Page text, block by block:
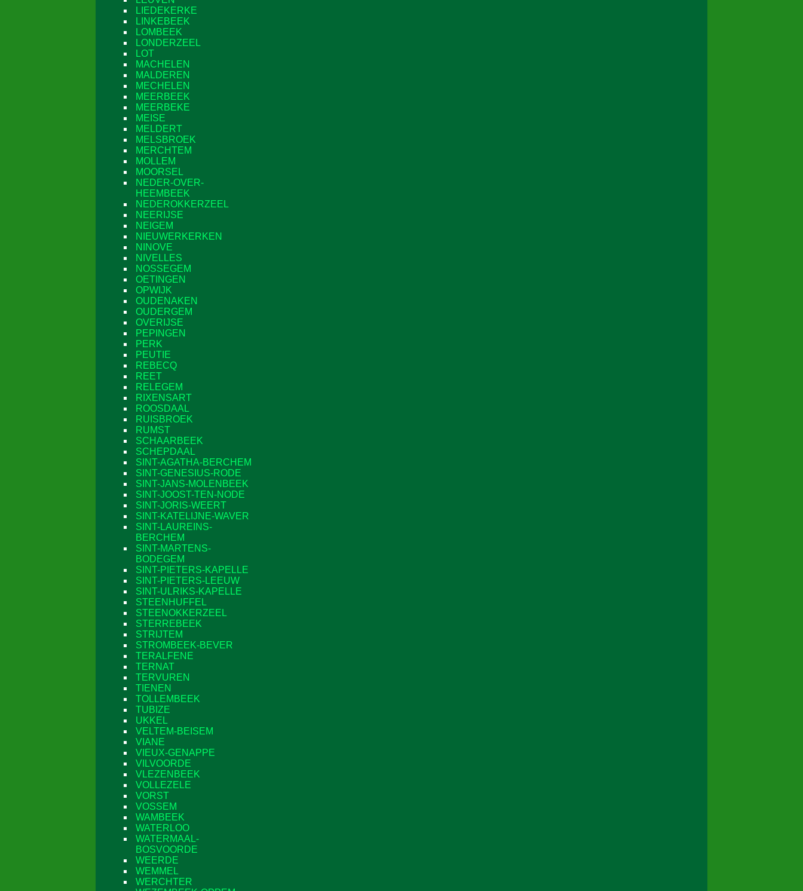
LIEDEKERKE
LINKEBEEK
LOMBEEK
LONDERZEEL
LOT
MACHELEN
MALDEREN
MECHELEN
MEERBEEK
MEERBEKE
MEISE
MELDERT
MELSBROEK
MERCHTEM
MOLLEM
MOORSEL
NEDER-OVER-
HEEMBEEK
NEDEROKKERZEEL
NEERIJSE
NEIGEM
NIEUWERKERKEN
NINOVE
NIVELLES
NOSSEGEM
OETINGEN
OPWIJK
OUDENAKEN
OUDERGEM
OVERIJSE
PEPINGEN
PERK
PEUTIE
REBECQ
REET
RELEGEM
RIXENSART
ROOSDAAL
RUISBROEK
RUMST
SCHAARBEEK
SCHEPDAAL
SINT-AGATHA-BERCHEM
SINT-GENESIUS-RODE
SINT-JANS-MOLENBEEK
SINT-JOOST-TEN-NODE
SINT-JORIS-WEERT
SINT-KATELIJNE-WAVER
SINT-LAUREINS-
BERCHEM
SINT-MARTENS-
BODEGEM
SINT-PIETERS-KAPELLE
SINT-PIETERS-LEEUW
SINT-ULRIKS-KAPELLE
STEENHUFFEL
STEENOKKERZEEL
STERREBEEK
STRIJTEM
STROMBEEK-BEVER
TERALFENE
TERNAT
TERVUREN
TIENEN
TOLLEMBEEK
TUBIZE
UKKEL
VELTEM-BEISEM
VIANE
VIEUX-GENAPPE
VILVOORDE
VLEZENBEEK
VOLLEZELE
VORST
VOSSEM
WAMBEEK
WATERLOO
WATERMAAL-
BOSVOORDE
WEERDE
WEMMEL
WERCHTER